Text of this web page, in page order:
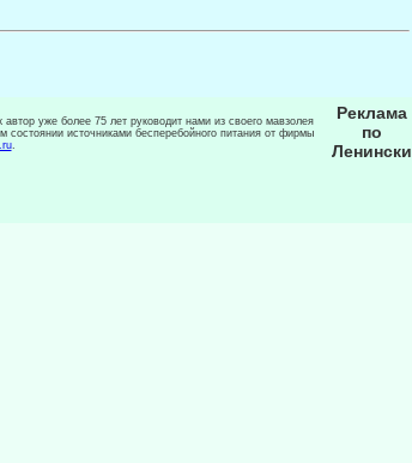
уже более 75 лет руководит нами из своего мавзолея
состоянии источниками бесперебойного питания от фирмы
.
Реклама
по
Ленински